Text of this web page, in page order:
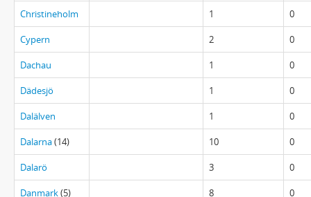
Christineholm 1 0
Cypern 2 0
Dachau 1 0
Dädesjö 1 0
Dalälven 1 0
Dalarna(14) 10 0
Dalarö 3 0
Danmark(5) 8 0